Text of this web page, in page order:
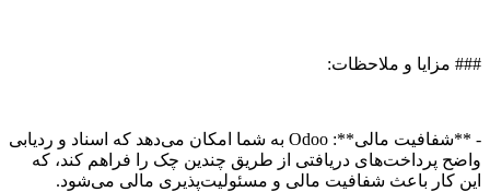
### مزایا و ملاحظات:
- **شفافیت مالی**: Odoo به شما امکان می‌دهد که اسناد و ردیابی
واضح پرداخت‌های دریافتی از طریق چندین چک را فراهم کند، که
این کار باعث شفافیت مالی و مسئولیت‌پذیری مالی می‌شود.